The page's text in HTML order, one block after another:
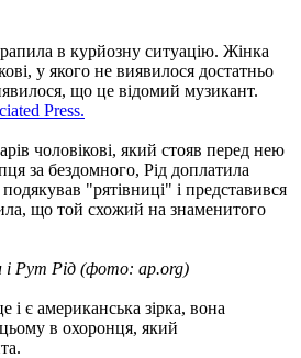
в курйозну ситуацію. Жінка
у якого не виявилося достатньо
що це відомий музикант.
Press.
чоловікові, який стояв перед нею
за бездомного, Рід доплатила
"рятівниці" і представився
що той схожий на знаменитого
і Рут Рід (фото: ap.org)
і є американська зірка, вона
в охоронця, який